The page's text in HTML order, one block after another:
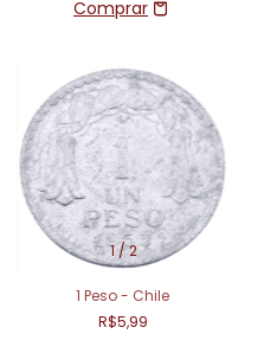
1/2
1 Peso - Chile
R$5,99